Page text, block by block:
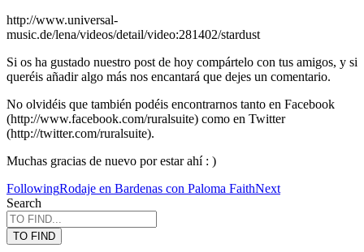
http://www.universal-
music.de/lena/videos/detail/video:281402/stardust
Si os ha gustado nuestro post de hoy compártelo con tus amigos, y si
queréis añadir algo más nos encantará que dejes un comentario.
No olvidéis que también podéis encontrarnos tanto en Facebook
(http://www.facebook.com/ruralsuite) como en Twitter
(http://twitter.com/ruralsuite).
Muchas gracias de nuevo por estar ahí : )
FollowingRodaje en Bardenas con Paloma FaithNext
Search
TO FIND